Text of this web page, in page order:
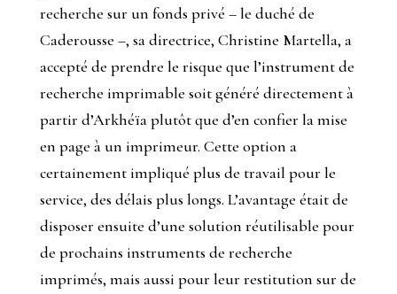
recherche sur un fonds privé – le duché de
Caderousse –, sa directrice, Christine Martella, a
accepté de prendre le risque que l’instrument de
recherche imprimable soit généré directement à
partir d’Arkhéïa plutôt que d’en confier la mise
en page à un imprimeur. Cette option a
certainement impliqué plus de travail pour le
service, des délais plus longs. L’avantage était de
disposer ensuite d’une solution réutilisable pour
de prochains instruments de recherche
imprimés, mais aussi pour leur restitution sur de